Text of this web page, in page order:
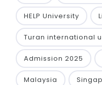
HELP University
Turan international
Admission 2025
Malaysia